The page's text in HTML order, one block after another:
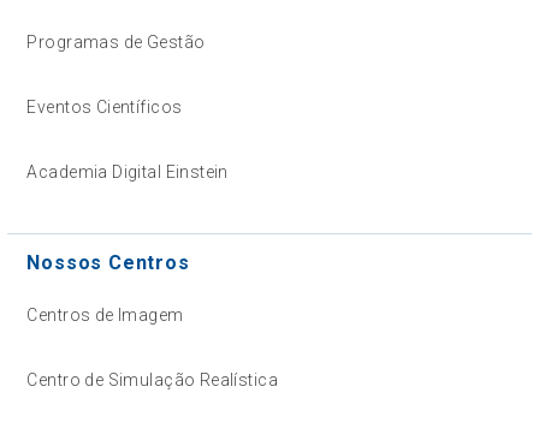
Programas de Gestão
Eventos Científicos
Academia Digital Einstein
Nossos Centros
Centros de Imagem
Centro de Simulação Realística